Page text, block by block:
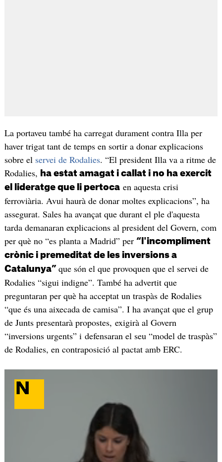
La portaveu també ha carregat durament contra Illa per
haver trigat tant de temps en sortir a donar explicacions
sobre el servei de Rodalies. “El president Illa va a ritme de
Rodalies, ha estat amagat i callat i no ha exercit
el lideratge que li pertocaen aquesta crisi
ferroviària. Avui haurà de donar moltes explicacions”, ha
assegurat. Sales ha avançat que durant el ple d'aquesta
tarda demanaran explicacions al president del Govern, com
per què no “es planta a Madrid” per “l'incompliment
crònic i premeditat de les inversions a
Catalunya” que són el que provoquen que el servei de
Rodalies “sigui indigne”. També ha advertit que
preguntaran per què ha acceptat un traspàs de Rodalies
“que és una aixecada de camisa”. I ha avançat que el grup
de Junts presentarà propostes, exigirà al Govern
“inversions urgents” i defensaran el seu “model de traspàs”
de Rodalies, en contraposició al pactat amb ERC.